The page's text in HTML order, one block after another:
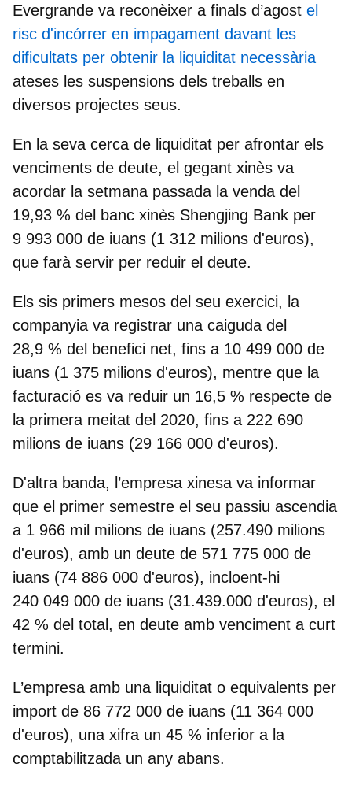
Evergrande va reconèixer a finals d’agost el
risc d'incórrer en impagament davant les
dificultats per obtenir la liquiditat necessària
ateses les suspensions dels treballs en
diversos projectes seus.
En la seva cerca de liquiditat per afrontar els
venciments de deute, el gegant xinès va
acordar la setmana passada la venda del
19,93 % del banc xinès Shengjing Bank per
9 993 000 de iuans (1 312 milions d'euros),
que farà servir per reduir el deute.
Els sis primers mesos del seu exercici, la
companyia va registrar una caiguda del
28,9 % del benefici net, fins a 10 499 000 de
iuans (1 375 milions d'euros), mentre que la
facturació es va reduir un 16,5 % respecte de
la primera meitat del 2020, fins a 222 690
milions de iuans (29 166 000 d'euros).
D'altra banda, l’empresa xinesa va informar
que el primer semestre el seu passiu ascendia
a 1 966 mil milions de iuans (257.490 milions
d'euros), amb un deute de 571 775 000 de
iuans (74 886 000 d'euros), incloent-hi
240 049 000 de iuans (31.439.000 d'euros), el
42 % del total, en deute amb venciment a curt
termini.
L’empresa amb una liquiditat o equivalents per
import de 86 772 000 de iuans (11 364 000
d'euros), una xifra un 45 % inferior a la
comptabilitzada un any abans.